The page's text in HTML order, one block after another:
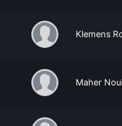
Klemens
Maher